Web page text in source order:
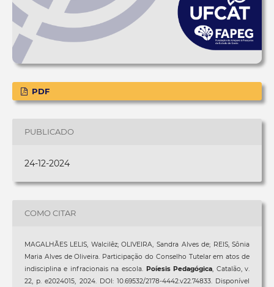
PDF
PUBLICADO
24-12-2024
COMO CITAR
MAGALHÃES LELIS, Walcilêz; OLIVEIRA, Sandra Alves de; REIS, Sônia
Maria Alves de Oliveira. Participação do Conselho Tutelar em atos de
indisciplina e infracionais na escola. Poíesis Pedagógica, Catalão, v.
22, p. e2024015, 2024. DOI: 10.69532/2178-4442.v22.74833. Disponível